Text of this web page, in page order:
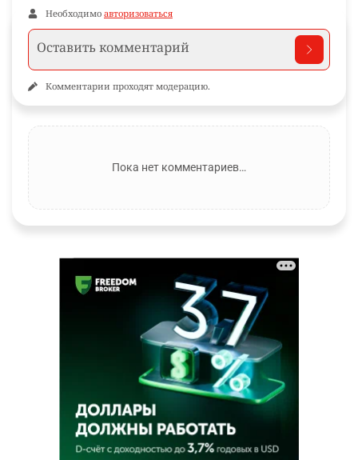
Необходимо авторизоваться
Комментарии проходят модерацию.
Пока нет комментариев…